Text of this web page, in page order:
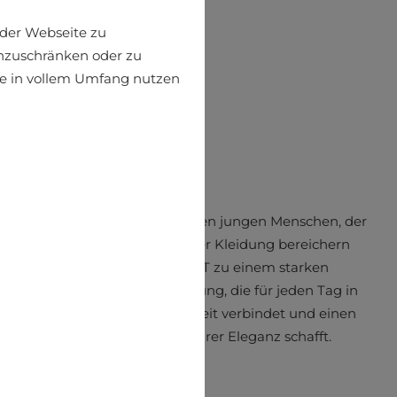
einen modernen, dynamischen jungen Menschen, der
mit stilvoller und hochwertiger Kleidung bereichern
In kürzester Zeit hat sich XINT zu einem starken
in Europa entwickelt – Kleidung, die für jeden Tag in
ist, Komfort und Einfachheit verbindet und einen
einzigartigen Stil mit wahrer Eleganz schafft.
Webseite zu
oder zu
in vollem Umfang nutzen